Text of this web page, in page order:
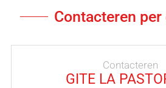
Contacteren per
Contacteren
GITE LA